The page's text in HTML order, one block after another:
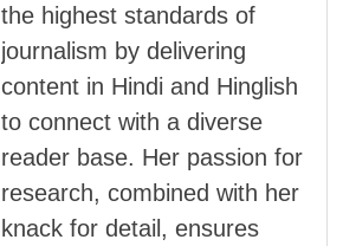
the highest standards of
journalism by delivering
content in Hindi and Hinglish
to connect with a diverse
reader base. Her passion for
research, combined with her
knack for detail, ensures